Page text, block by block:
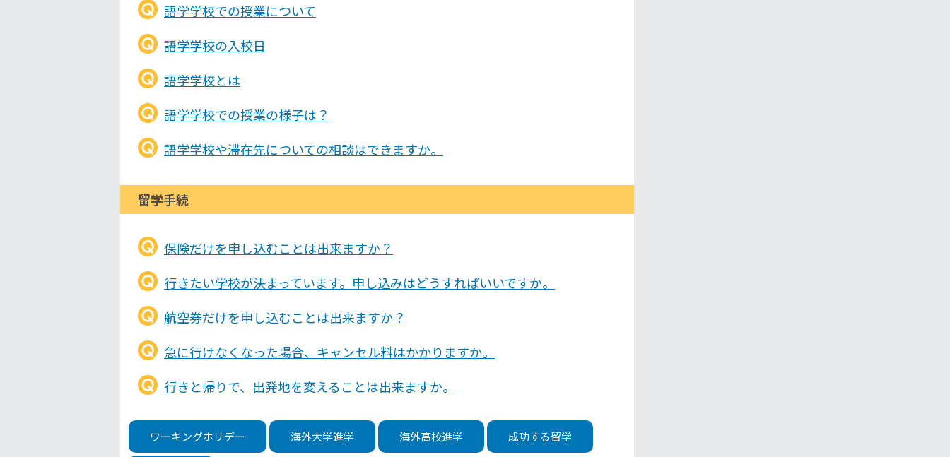
語学学校での授業について
語学学校の入校日
語学学校とは
語学学校での授業の様子は？
語学学校や滞在先についての相談はできますか。
留学手続
保険だけを申し込むことは出来ますか？
行きたい学校が決まっています。申し込みはどうすればいいですか。
航空券だけを申し込むことは出来ますか？
急に行けなくなった場合、キャンセル料はかかりますか。
行きと帰りで、出発地を変えることは出来ますか。
ワーキングホリデー 海外大学進学 海外高校進学 成功する留学